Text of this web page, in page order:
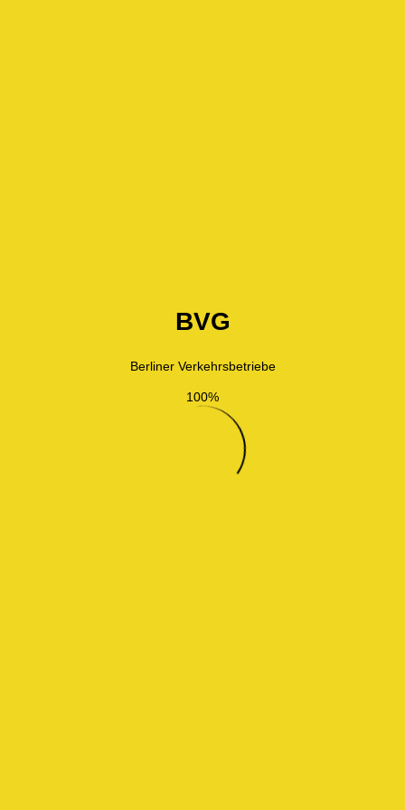
BVG
Berliner Verkehrsbetriebe
100%